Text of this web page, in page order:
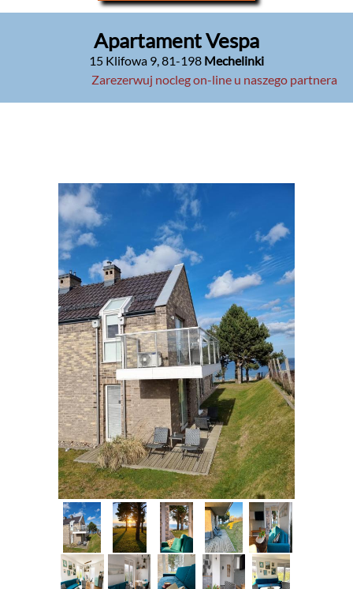
Apartament Vespa
15 Klifowa 9,81-198 Mechelinki
Zarezerwuj nocleg on-line u naszego partnera